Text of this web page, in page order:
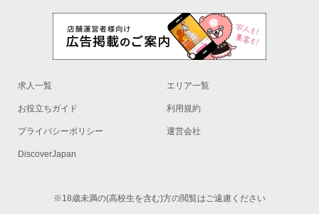
求人一覧 エリア一覧
お役立ちガイド 利用規約
プライバシーポリシー 運営会社
DiscoverJapan
※18歳未満の(高校生を含む)方の閲覧はご遠慮ください